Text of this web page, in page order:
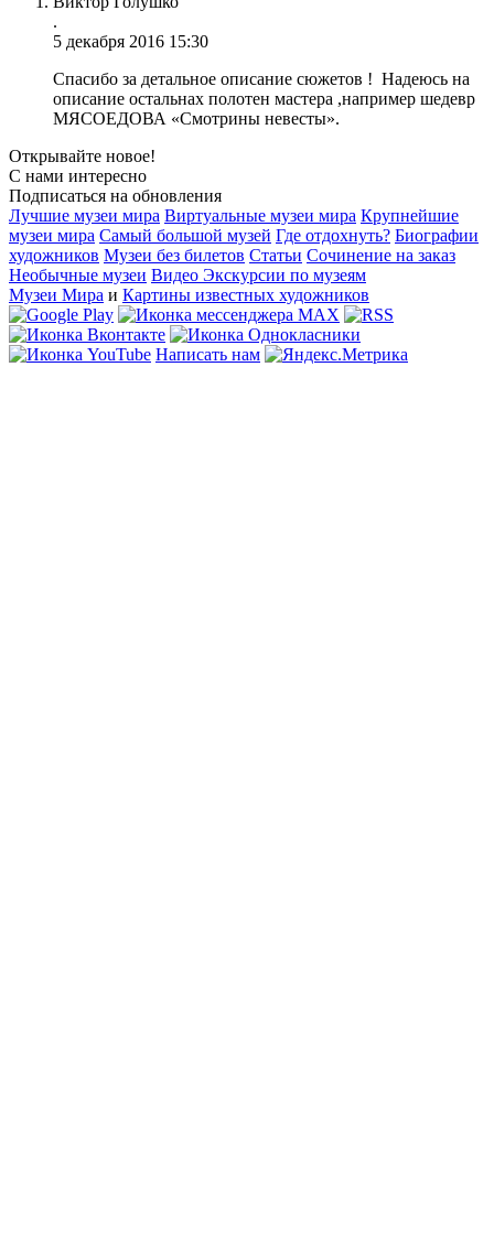
.
5 декабря 2016 15:30
Спасибо за детальное описание сюжетов ! Надеюсь на
описание остальнах полотен мастера ,например шедевр
МЯСОЕДОВА «Смотрины невесты».
Открывайте новое!
С нами интересно
Подписаться на обновления
Лучшие музеи мира Виртуальные музеи мира Крупнейшие
музеи мира Самый большой музей Где отдохнуть? Биографии
художников Музеи без билетов Статьи Сочинение на заказ
Необычные музеи Видео Экскурсии по музеям
Музеи Мира и Картины известных художников
Написать нам